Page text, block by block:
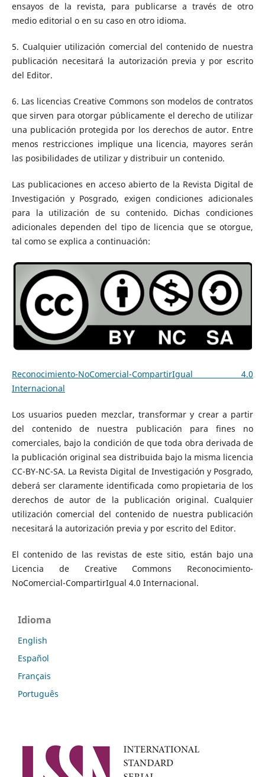
ensayos de la revista, para publicarse a través de otro
medio editorial o en su caso en otro idioma.
5. Cualquier utilización comercial del contenido de nuestra
publicación necesitará la autorización previa y por escrito
del Editor.
6. Las licencias Creative Commons son modelos de contratos
que sirven para otorgar públicamente el derecho de utilizar
una publicación protegida por los derechos de autor. Entre
menos restricciones implique una licencia, mayores serán
las posibilidades de utilizar y distribuir un contenido.
Las publicaciones en acceso abierto de la Revista Digital de
Investigación y Posgrado, exigen condiciones adicionales
para la utilización de su contenido. Dichas condiciones
adicionales dependen del tipo de licencia que se otorgue,
tal como se explica a continuación:
Reconocimiento-NoComercial-CompartirIgual 4.0
Internacional
Los usuarios pueden mezclar, transformar y crear a partir
del contenido de nuestra publicación para fines no
comerciales, bajo la condición de que toda obra derivada de
la publicación original sea distribuida bajo la misma licencia
CC-BY-NC-SA. La Revista Digital de Investigación y Posgrado,
deberá ser claramente identificada como propietaria de los
derechos de autor de la publicación original. Cualquier
utilización comercial del contenido de nuestra publicación
necesitará la autorización previa y por escrito del Editor.
El contenido de las revistas de este sitio, están bajo una
Licencia de Creative Commons Reconocimiento-
NoComercial-CompartirIgual 4.0 Internacional.
Idioma
English
Español
Français
Português